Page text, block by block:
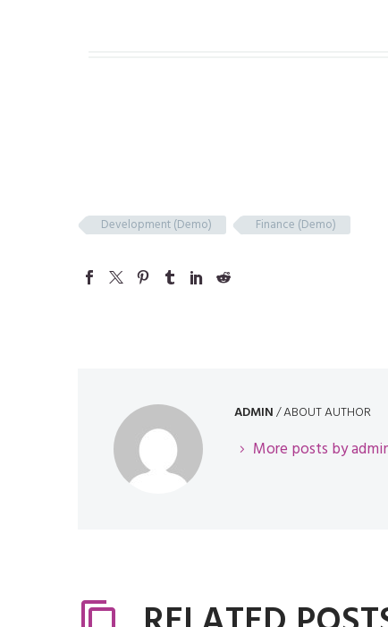
Development (Demo) Finance (Demo)
ADMIN/ ABOUT AUTHOR
More posts by